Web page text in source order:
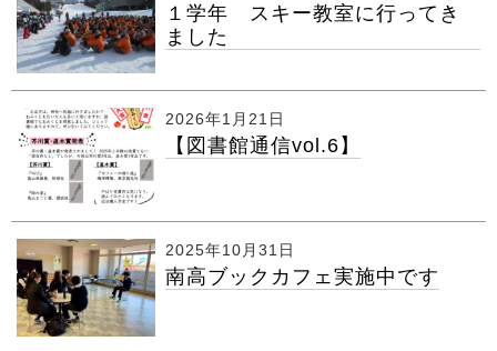
１学年 スキー教室に行ってき
ました
2026年1月21日
【図書館通信vol.6】
2025年10月31日
南高ブックカフェ実施中です